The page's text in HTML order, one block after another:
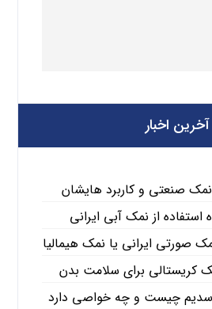
آخرین اخبار
صنعتی و کاربرد هایشان
از نمک آبی ایرانی
صورتی ایرانی یا نمک هیمالیا
برای سلامت بدن
چیست و چه خواصی دارد